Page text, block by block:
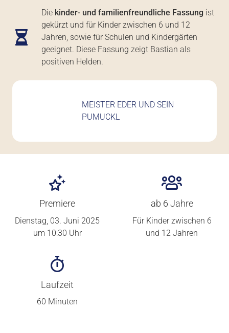
Die kinder- und familienfreundliche Fassung ist
gekürzt und für Kinder zwischen 6 und 12
Jahren, sowie für Schulen und Kindergärten
geeignet. Diese Fassung zeigt Bastian als
positiven Helden.
MEISTER EDER UND SEIN
PUMUCKL
Premiere
Dienstag, 03. Juni 2025
um 10:30 Uhr
ab 6 Jahre
Für Kinder zwischen 6
und 12 Jahren
Laufzeit
60 Minuten